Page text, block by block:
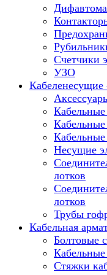
Счетчики
УЗО
Кабеленесущие
Несущие
лотков
лотков
Трубы
Кабельная
Болтовые
Стяжки